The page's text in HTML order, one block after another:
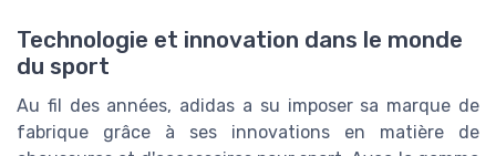
Technologie et innovation dans le monde
du sport
Au fil des années, adidas a su imposer sa marque de
fabrique grâce à ses innovations en matière de